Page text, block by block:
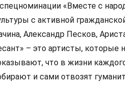
«Вместе с
с активной
Александр Песков,
– это артисты, которые
что в жизни
и сами отвозят